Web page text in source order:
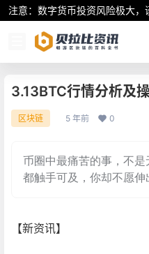
注意：数字货币投资风险极大
3.13BTC行情分析及
区块链 5 年前 0
币圈中最痛苦的事，不
都触手可及，你却不愿伸
【新资讯】